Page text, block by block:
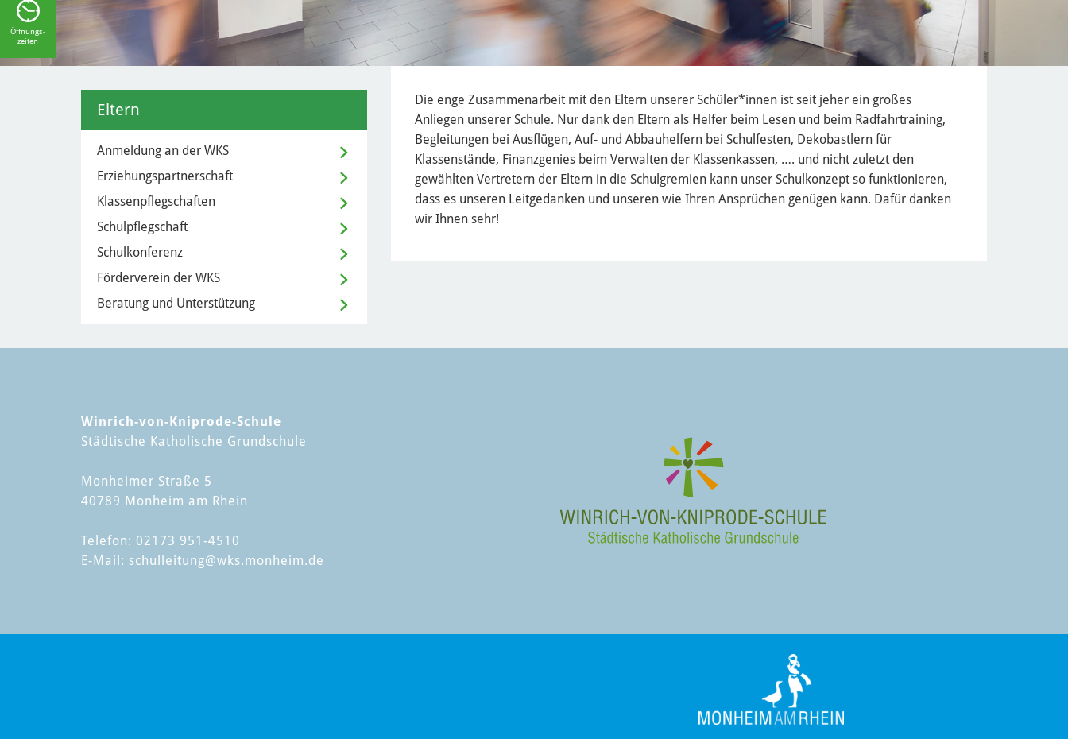
Die enge Zusammenarbeit mit den Eltern unserer Schüler*innen ist seit jeher ein großes
Anliegen unserer Schule. Nur dank den Eltern als Helfer beim Lesen und beim Radfahrtraining,
Begleitungen bei Ausflügen, Auf- und Abbauhelfern bei Schulfesten, Dekobastlern für
Klassenstände, Finanzgenies beim Verwalten der Klassenkassen, …. und nicht zuletzt den
gewählten Vertretern der Eltern in die Schulgremien kann unser Schulkonzept so funktionieren,
dass es unseren Leitgedanken und unseren wie Ihren Ansprüchen genügen kann. Dafür danken
wir Ihnen sehr!
Eltern
Anmeldung an der WKS
Erziehungspartnerschaft
Klassenpflegschaften
Schulpflegschaft
Schulkonferenz
Förderverein der WKS
Beratung und Unterstützung
Winrich-von-Kniprode-Schule
Städtische Katholische Grundschule
Monheimer Straße 5
40789 Monheim am Rhein
Telefon: 02173 951-4510
E-Mail: schulleitung@wks.monheim.de
Öffnungs-
zeiten